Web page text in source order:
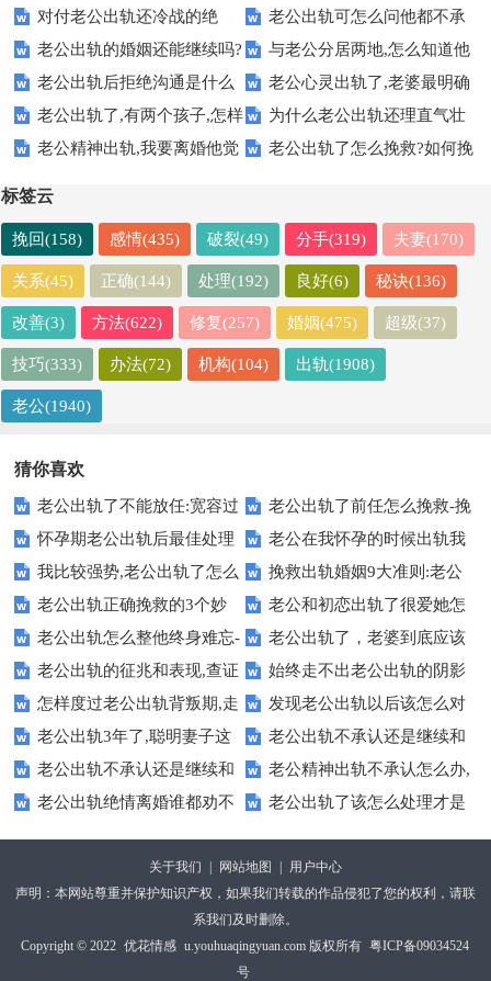
5个方法可行
怎么办【关键答案】
对付老公出轨还冷战的绝
招，让自己不受委屈
老公出轨可怎么问他都不承
认是为什么
老公出轨的婚姻还能继续吗?
我该怎么办
与老公分居两地,怎么知道他
是不是出轨了
老公出轨后拒绝沟通是什么
意思-拯救婚姻技巧
老公心灵出轨了,老婆最明确
的做法
老公出轨了,有两个孩子,怎样
处理才是最好
为什么老公出轨还理直气壮
的不认错?
老公精神出轨,我要离婚他觉
老公出轨了怎么挽救?如何挽
标签云
挽回(158) 感情(435) 破裂(49) 分手(319) 夫妻(170)
关系(45) 正确(144) 处理(192) 良好(6) 秘诀(136)
改善(3) 方法(622) 修复(257) 婚姻(475) 超级(37)
技巧(333) 办法(72) 机构(104) 出轨(1908)
老公(1940)
猜你喜欢
老公出轨了不能放任:宽容过
了度，就成了纵容
​老公出轨了前任怎么挽救-挽
救出轨男人的必杀技
怀孕期老公出轨后最佳处理
方式
老公在我怀孕的时候出轨我
该怎么办
我比较强势,老公出轨了怎么
办,试试这5招
挽救出轨婚姻9大准则:老公
出轨怎么挽救丈夫的心
老公出轨正确挽救的3个妙
招,记得收藏
老公和初恋出轨了很爱她怎
么办-不卑微的做法
老公出轨怎么整他终身难忘-
老公外遇绝妙的做法
老公出轨了，老婆到底应该
怎么办？6个方案
老公出轨的征兆和表现,查证
老公出轨的迹象
始终走不出老公出轨的阴影
怎么办,可以这样做
怎样度过老公出轨背叛期,走
出被出轨5步法
发现老公出轨以后该怎么对
待他:不要委屈自己
老公出轨3年了,聪明妻子这
样应对【真实案例】
老公出轨不承认还是继续和
小三联系还冷暴力
老公出轨不承认还是继续和
小三联系还冷暴力
老公精神出轨不承认怎么办,
学好这3招
老公出轨绝情离婚谁都劝不
住怎么办-真实有效操作
老公出轨了该怎么处理才是
最好的,巧妙做法
关于我们 网站地图
用户中心
声明：本网站尊重并保护知识产权，如果我们转载的作品侵犯了您的权利，请联
系我们及时删除。
Copyright © 2022 优花情感 u.youhuaqingyuan.com 版权所有 粤ICP备09034524
号